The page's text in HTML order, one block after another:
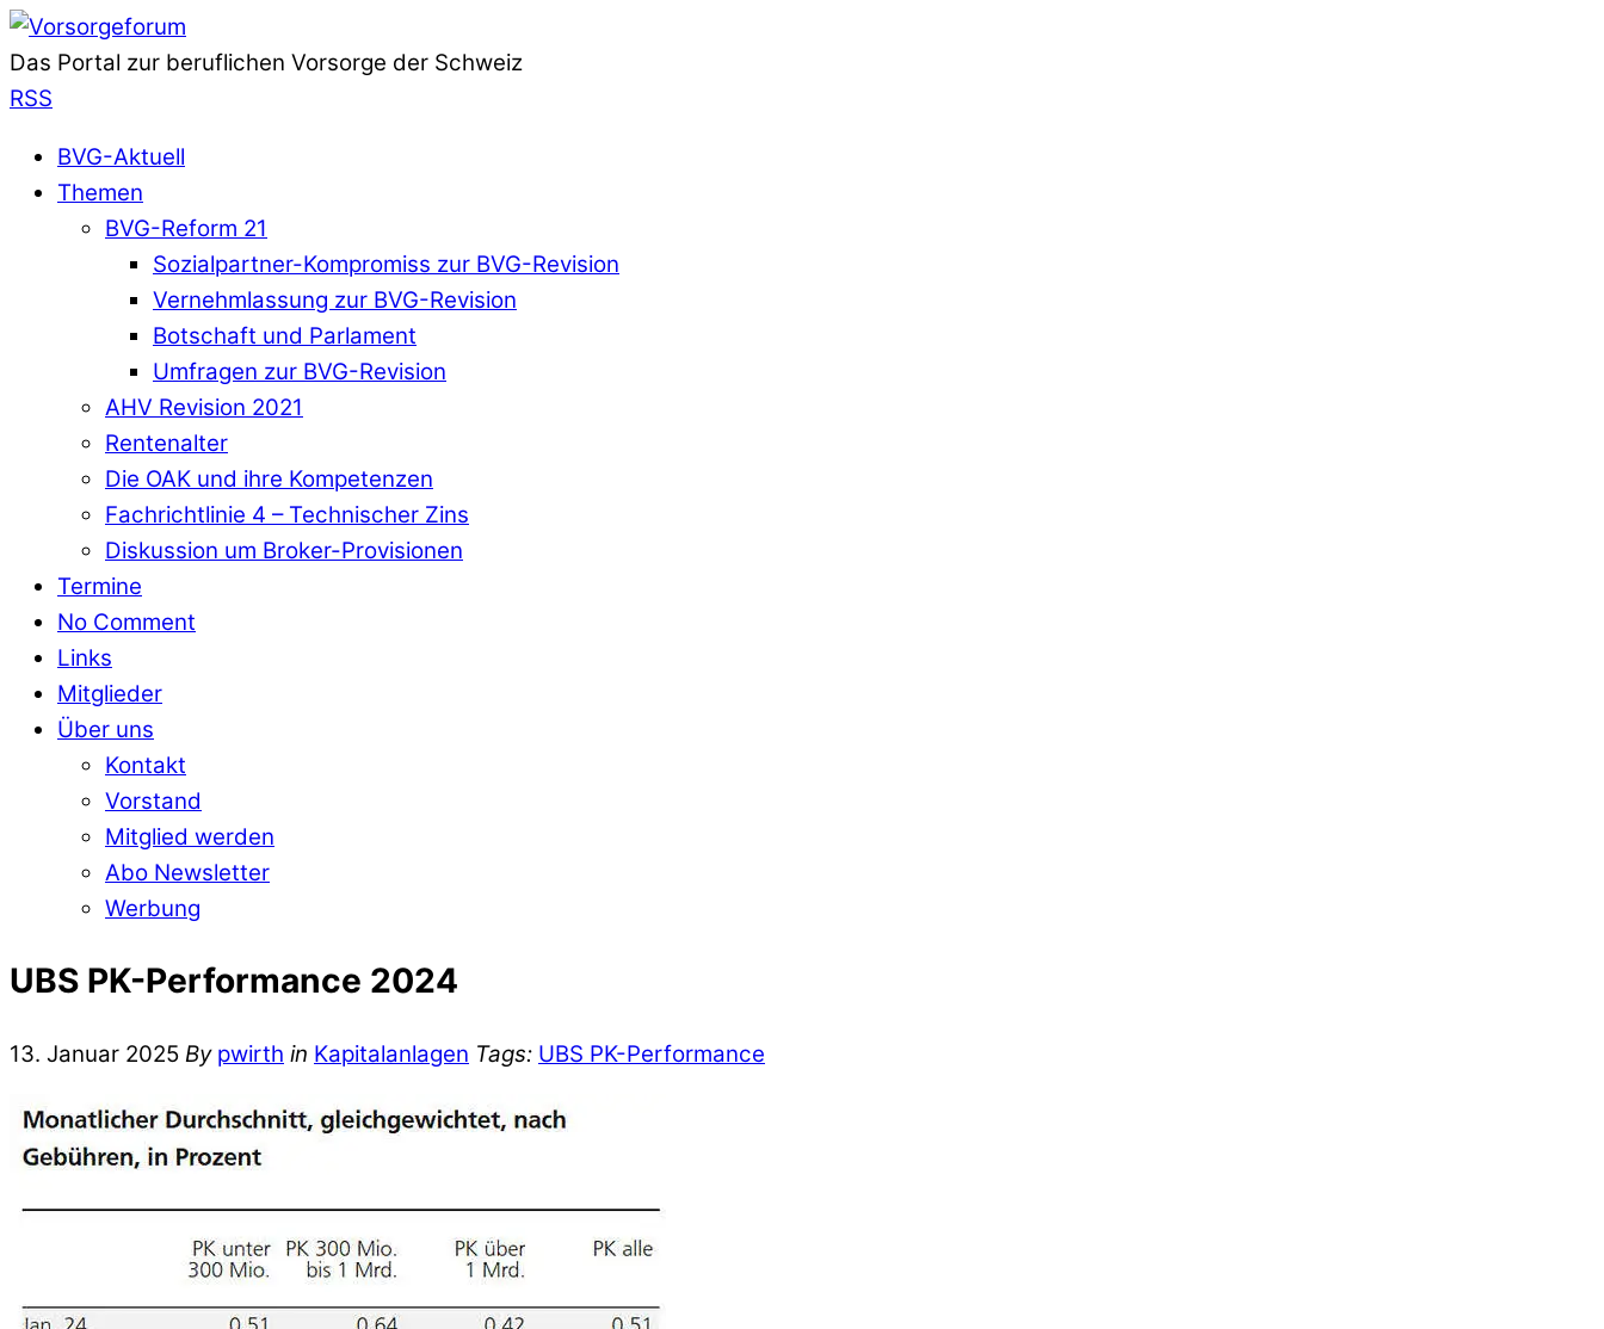
Das Portal zur beruflichen Vorsorge der Schweiz
RSS
BVG-Aktuell
Themen
BVG-Reform 21
Sozialpartner-Kompromiss zur BVG-Revision
Vernehmlassung zur BVG-Revision
Botschaft und Parlament
Umfragen zur BVG-Revision
AHV Revision 2021
Rentenalter
Die OAK und ihre Kompetenzen
Fachrichtlinie 4 – Technischer Zins
Diskussion um Broker-Provisionen
Termine
No Comment
Links
Mitglieder
Über uns
Kontakt
Vorstand
Mitglied werden
Abo Newsletter
Werbung
UBS PK-Performance 2024
13. Januar 2025 By pwirth in Kapitalanlagen Tags: UBS PK-Performance